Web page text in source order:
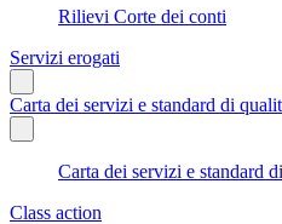
Rilievi Corte dei conti
Servizi erogati
Carta dei servizi e standard di
Carta dei servizi e standard
Class action